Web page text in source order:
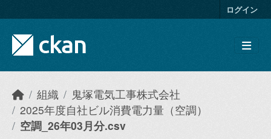
ログイン
組織
鬼塚電気工事株式会社
2025年度自社ビル消費電力量（空調）
空調_26年03月分.csv